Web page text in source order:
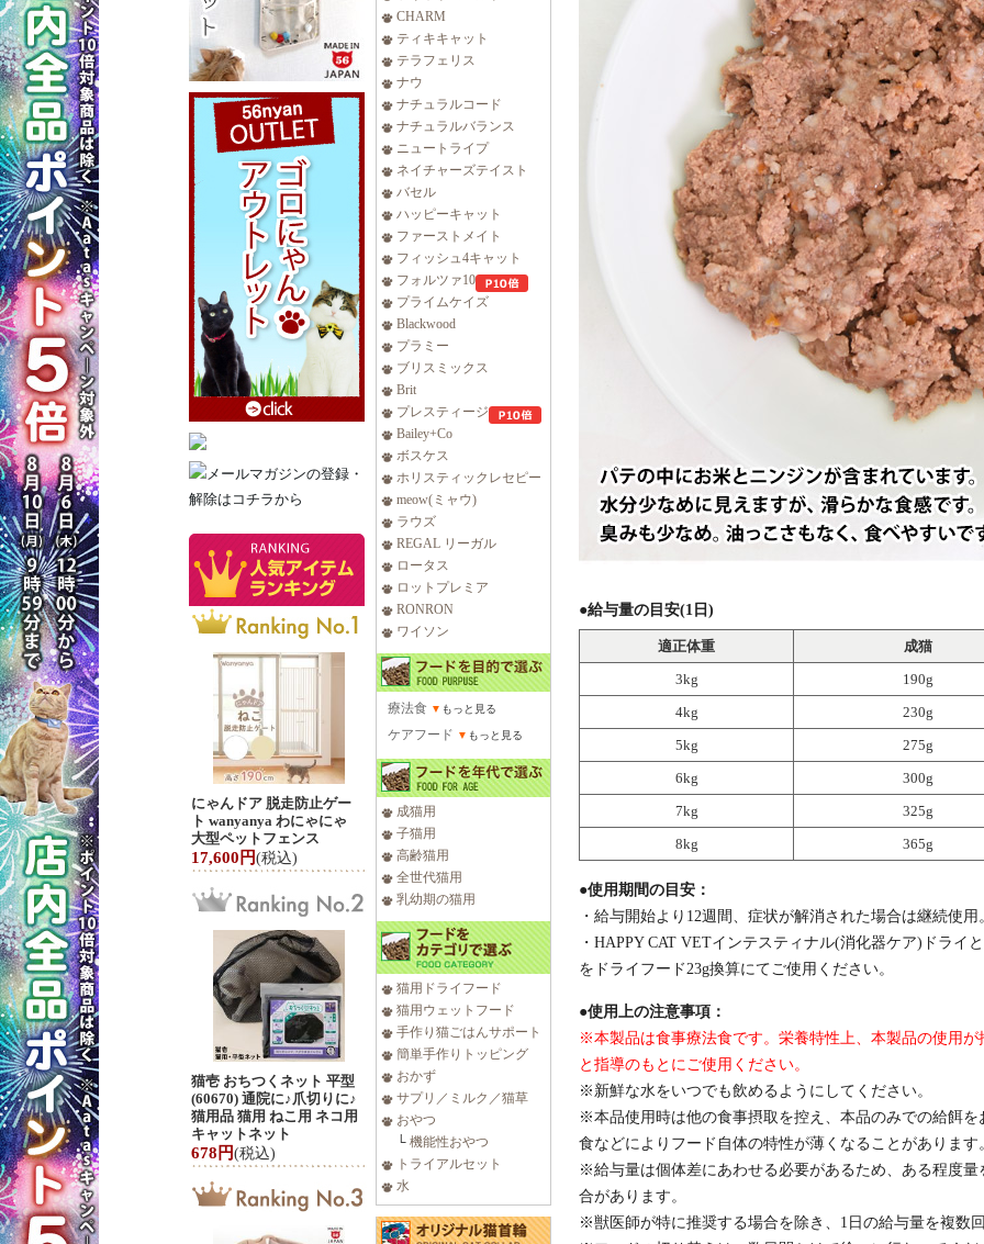
にゃんドア 脱走防止ゲー
ト wanyanya わにゃにゃ
大型ペットフェンス
17,600円(税込)
猫壱 おちつくネット 平型
(60670) 通院に♪爪切りに♪
猫用品 猫用 ねこ用 ネコ用
キャットネット
678円(税込)
CHARM
ティキキャット
テラフェリス
ナウ
ナチュラルコード
ナチュラルバランス
ニュートライプ
ネイチャーズテイスト
バセル
ハッピーキャット
ファーストメイト
フィッシュ4キャット
フォルツァ10
プライムケイズ
Blackwood
プラミー
ブリスミックス
Brit
プレスティージ
Bailey+Co
ボスケス
ホリスティックレセピー
meow(ミャウ)
ラウズ
REGAL リーガル
ロータス
ロットプレミア
RONRON
ワイソン
療法食 ▼ もっと見る
ケアフード ▼ もっと見る
成猫用
子猫用
高齢猫用
全世代猫用
乳幼期の猫用
猫用ドライフード
猫用ウェットフード
手作り猫ごはんサポート
簡単手作りトッピング
おかず
サプリ／ミルク／猫草
おやつ
└ 機能性おやつ
トライアルセット
水
●給与量の目安(1日)
適正体重
成猫
3kg
190g
4kg
230g
5kg
275g
6kg
300g
7kg
325g
8kg
365g
●使用期間の目安：
・給与開始より12週間、症状が解消された場合は継続使用
・HAPPY CAT VETインテスティナル(消化器ケア)ドライ
をドライフード23g換算にてご使用ください。
●使用上の注意事項：
※本製品は食事療法食です。栄養特性上、本製品の使用
と指導のもとにご使用ください。
※新鮮な水をいつでも飲めるようにしてください。
※本品使用時は他の食事摂取を控え、本品のみでの給餌
食などによりフード自体の特性が薄くなることがあります
※給与量は個体差にあわせる必要があるため、ある程度
合があります。
※獣医師が特に推奨する場合を除き、1日の給与量を複数